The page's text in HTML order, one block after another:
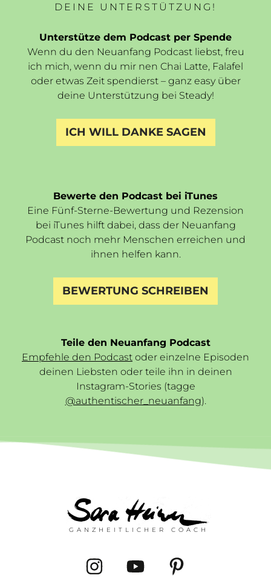
DEINE UNTERSTÜTZUNG!
Unterstütze dem Podcast per Spende
Wenn du den Neuanfang Podcast liebst, freu
ich mich, wenn du mir nen Chai Latte, Falafel
oder etwas Zeit spendierst – ganz easy über
deine Unterstützung bei Steady!
ICH WILL DANKE SAGEN
Bewerte den Podcast bei iTunes
Eine Fünf-Sterne-Bewertung und Rezension
bei iTunes hilft dabei, dass der Neuanfang
Podcast noch mehr Menschen erreichen und
ihnen helfen kann.
BEWERTUNG SCHREIBEN
Teile den Neuanfang Podcast
Empfehle den Podcast oder einzelne Episoden
deinen Liebsten oder teile ihn in deinen
Instagram-Stories (tagge
@authentischer_neuanfang).
GANZHEITLICHER COACH